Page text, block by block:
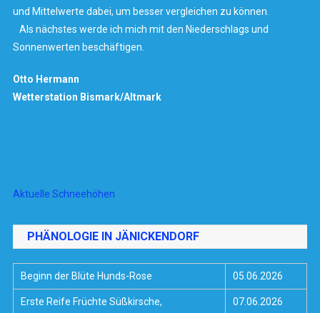
und Mittelwerte dabei, um besser vergleichen zu können.
Als nächstes werde ich mich mit den Niederschlags und
Sonnenwerten beschäftigen.
Otto Hermann
Wetterstation Bismark/Altmark
Aktuelle Schneehöhen
PHÄNOLOGIE IN JÄNICKENDORF
Beginn der Blüte Hunds-Rose 05.06.2026
Erste Reife Früchte Süßkirsche,
07.06.2026